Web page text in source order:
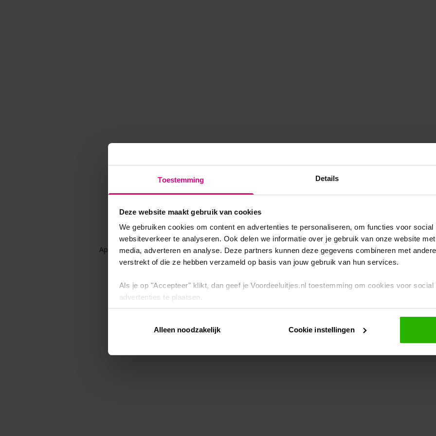
Toestemming Details
Deze website maakt gebruik van cookies
We gebruiken cookies om content en advertenties te personaliseren, om functies voor
websiteverkeer te analyseren. Ook delen we informatie over je gebruik van onze website
media, adverteren en analyse. Deze partners kunnen deze gegevens combineren met
verstrekt of die ze hebben verzameld op basis van jouw gebruik van hun services.
Als je op "Accepteer" klikt, dan geef je Voordeeluitjes.nl toestemming om cookies voor
advertenties te plaatsen.
Via "Cookie instellingen" kun je ook zelf instellen welke cookies worden geplaatst. Je kunt je
intrekken op onscookiebeleid.
Alleen noodzakelijk Cookie instellingen
Application error: a client-side exception has occurred while loadingwww.voordeeluitjes.nl (see the